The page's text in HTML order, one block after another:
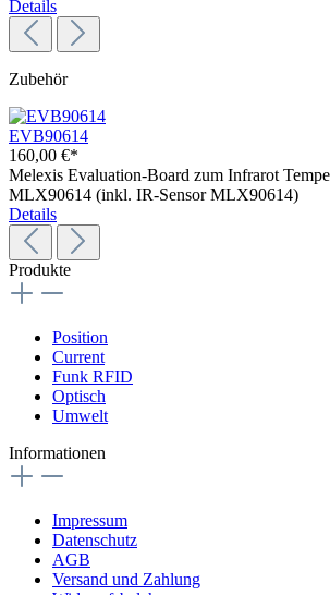
Details
Zubehör
EVB90614
160,00 €*
Melexis Evaluation-Board zum Infrarot
MLX90614 (inkl. IR-Sensor MLX90614)
Details
Produkte
Position
Current
Funk RFID
Optisch
Umwelt
Informationen
Impressum
Datenschutz
AGB
Versand und Zahlung